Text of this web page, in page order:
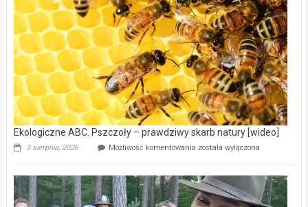
z
dofinansowaniem
ponad
15,6
mln
na
modernizację
oczyszczalni
ścieków
[wideo]
Ekologiczne ABC. Pszczoły – prawdziwy skarb natury [wideo]
3 sierpnia, 2026 Możliwość komentowania Ekologiczne
–
prawdziwy
skarb
została wyłączona